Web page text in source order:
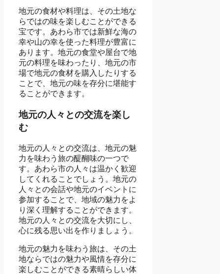
地元の食材や料理は、その土地な
らではの味を楽しむことができる
宝です。あわら市では新鮮な海の
幸や山の幸を使った料理が豊富に
あります。地元の食堂や屋台で地
元の料理を味わったり、地元の市
場で地元の食材を購入したりする
ことで、地元の味を存分に堪能す
ることができます。
地元の人々との交流を楽し
む
地元の人々との交流は、地元の魅
力を味わう旅の醍醐味の一つで
す。あわら市の人々は温かく歓迎
してくれることでしょう。地元の
人々との会話や地元のイベントに
参加することで、地域の魅力をよ
り深く理解することができます。
地元の人々との交流を大切にし、
心に残る思い出を作りましょう。
地元の魅力を味わう旅は、その土
地ならではの魅力や風情を存分に
楽しむことができる素晴らしい体